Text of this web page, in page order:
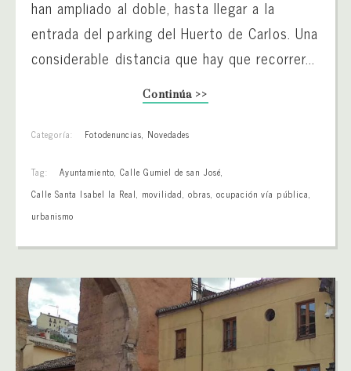
han ampliado al doble, hasta llegar a la
entrada del parking del Huerto de Carlos. Una
considerable distancia que hay que recorrer...
Continúa >>
Categoría: Fotodenuncias, Novedades
Tag: Ayuntamiento, Calle Gumiel de san José,
Calle Santa Isabel la Real, movilidad, obras, ocupación vía pública,
urbanismo